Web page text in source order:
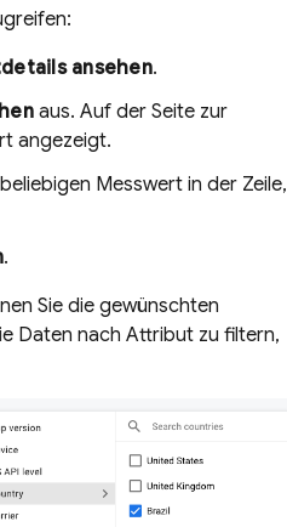
ansehen.
aus. Auf der Seite zur
angezeigt.
Messwert in der Zeile,
.
Sie die gewünschten
Daten nach Attribut zu filtern,